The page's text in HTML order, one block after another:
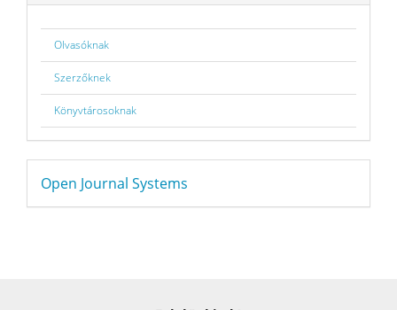
Olvasóknak
Szerzőknek
Könyvtárosoknak
Developed
By
Open Journal Systems